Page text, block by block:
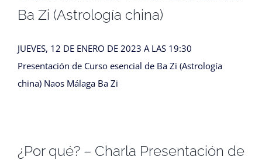
Ba Zi (Astrología china)
JUEVES, 12 DE ENERO DE 2023 A LAS 19:30
Presentación de Curso esencial de Ba Zi (Astrología
china) Naos Málaga Ba Zi
¿Por qué? – Charla Presentación de